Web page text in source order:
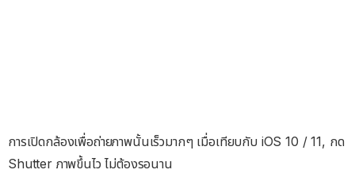
การเปิดกล้องเพื่อถ่ายภาพนั้นเร็วมากๆ เมื่อเทียบกับ iOS 10 / 11, กด
Shutter ภาพขึ้นไว ไม่ต้องรอนาน